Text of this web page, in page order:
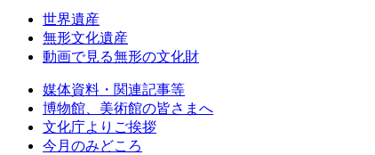
世界遺産
無形文化遺産
動画で見る無形の文化財
媒体資料・関連記事等
博物館、美術館の皆さまへ
文化庁よりご挨拶
今月のみどころ